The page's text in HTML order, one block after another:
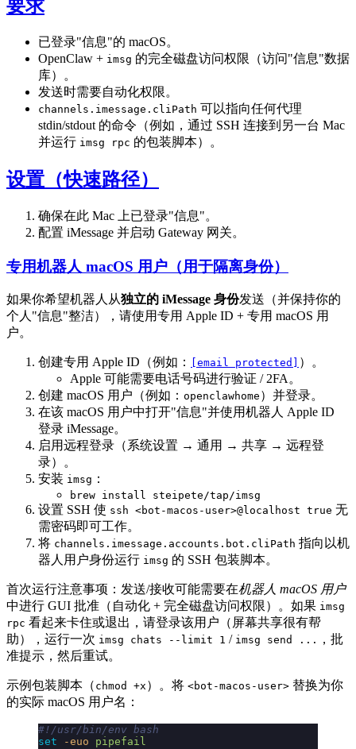
要求
已登录"信息"的 macOS。
OpenClaw + imsg 的完全磁盘访问权限（访问"信息"数据
库）。
发送时需要自动化权限。
channels.imessage.cliPath 可以指向任何代理
stdin/stdout 的命令（例如，通过 SSH 连接到另一台 Mac
并运行 imsg rpc 的包装脚本）。
设置（快速路径）
确保在此 Mac 上已登录"信息"。
配置 iMessage 并启动 Gateway 网关。
专用机器人 macOS 用户（用于隔离身份）
如果你希望机器人从独立的 iMessage 身份发送（并保持你的
个人"信息"整洁），请使用专用 Apple ID + 专用 macOS 用
户。
创建专用 Apple ID（例如： [email protected]
）。
Apple 可能需要电话号码进行验证 / 2FA。
创建 macOS 用户（例如： openclawhome ）并登录。
在该 macOS 用户中打开"信息"并使用机器人 Apple ID
登录 iMessage。
启用远程登录（系统设置 → 通用 → 共享 → 远程登
录）。
安装 imsg ：
brew install steipete/tap/imsg
设置 SSH 使 ssh <bot-macos-user>@localhost true 无
需密码即可工作。
将 channels.imessage.accounts.bot.cliPath 指向以机
器人用户身份运行 imsg 的 SSH 包装脚本。
首次运行注意事项：发送/接收可能需要在机器人 macOS 用户
中进行 GUI 批准（自动化 + 完全磁盘访问权限）。如果 imsg
rpc 看起来卡住或退出，请登录该用户（屏幕共享很有帮
助），运行一次 imsg chats --limit 1 / imsg send ...
，批
准提示，然后重试。
示例包装脚本（ chmod +x ）。将 <bot-macos-user> 替换为你
的实际 macOS 用户名：
#!/usr/bin/env bash
set -euo pipefail